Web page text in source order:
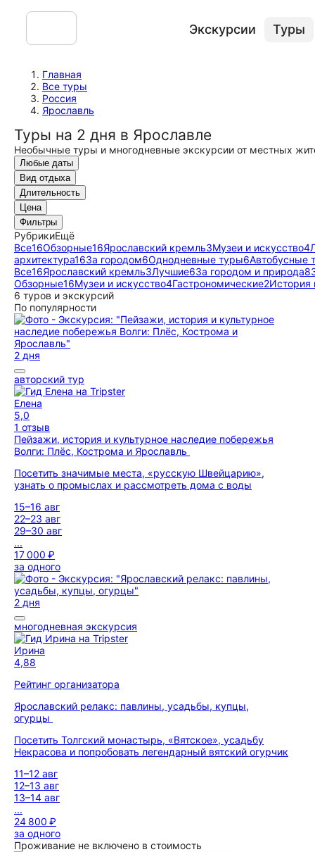
Экскурсии Туры
Главная
Все туры
Россия
Ярославль
Туры на 2 дня в Ярославле
Необычные туры и многодневные экскурсии от местных
Любые даты
Вид отдыха
Длительность
Цена
Фильтры
РубрикиЕщё
Все16Обзорные16Ярославский кремль3Музеи и искусство4
архитектура16За городом6Однодневные туры6Автобусные
Все16Ярославский кремль3Лучшие6За городом и природа8
Обзорные16Музеи и искусство4Гастрономические2История
6 туров и экскурсий
По популярности
2 дня
авторский тур
Елена
5,0
1 отзыв
Пейзажи, история и культурное наследие побережья
Волги: Плёс, Кострома и Ярославль
Посетить значимые места, «русскую Швейцарию»,
узнать о промыслах и рассмотреть дома с воды
15–16 авг
22–23 авг
29–30 авг
...
17 000 ₽
за одного
2 дня
многодневная экскурсия
Ирина
4,88
Рейтинг организатора
Ярославский релакс: павлины, усадьбы, купцы,
огурцы
Посетить Толгский монастырь, «Вятское», усадьбу
Некрасова и попробовать легендарный вятский огурчик
11–12 авг
12–13 авг
13–14 авг
...
24 800 ₽
за одного
Проживание не включено в стоимость